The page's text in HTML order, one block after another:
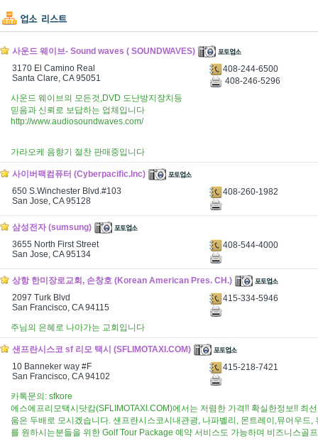
사운드 웨이브- Sound waves ( SOUNDWAVES)
3170 El Camino Real
Santa Clare, CA 95051
408-244-6500
408-246-5296
사운드 웨이브의 모든것,DVD 도난방지장치등
믿음과 신뢰로 보답하는 업체입니다
http://www.audiosoundwaves.com/
가라오케 음향기 절찬 판매중입니다
사이버팩컴퓨터 (Cyberpacific.Inc)
650 S.Winchester Blvd.#103
San Jose, CA 95128
408-260-1982
삼성전자 (sumsung)
3655 North First Street
San Jose, CA 95134
408-544-4000
상항 한미장로교회, 손창호 (Korean American Pres. CH.)
2097 Turk Blvd
San Francisco, CA 94115
415-334-5946
주님의 은혜로 나아가는 교회입니다
샌프란시스코 sf 리모 택시 (SFLIMOTAXI.COM)
10 Banneker way #F
San Francisco, CA 94102
415-218-7421
카톡문의: sfkore
에스에프리모택시닷캄(SFLIMOTAXI.COM)에서는 저렴한 가격!! 확실한정보!! 최
움은 두배로 모시겠습니다. 샌프란시스코시내관광, 나파벨리, 몬트레이,뮤어우드
를 원하시는분들을 위한 Golf Tour Package 예약 서비스도 가능하며 비즈니스골